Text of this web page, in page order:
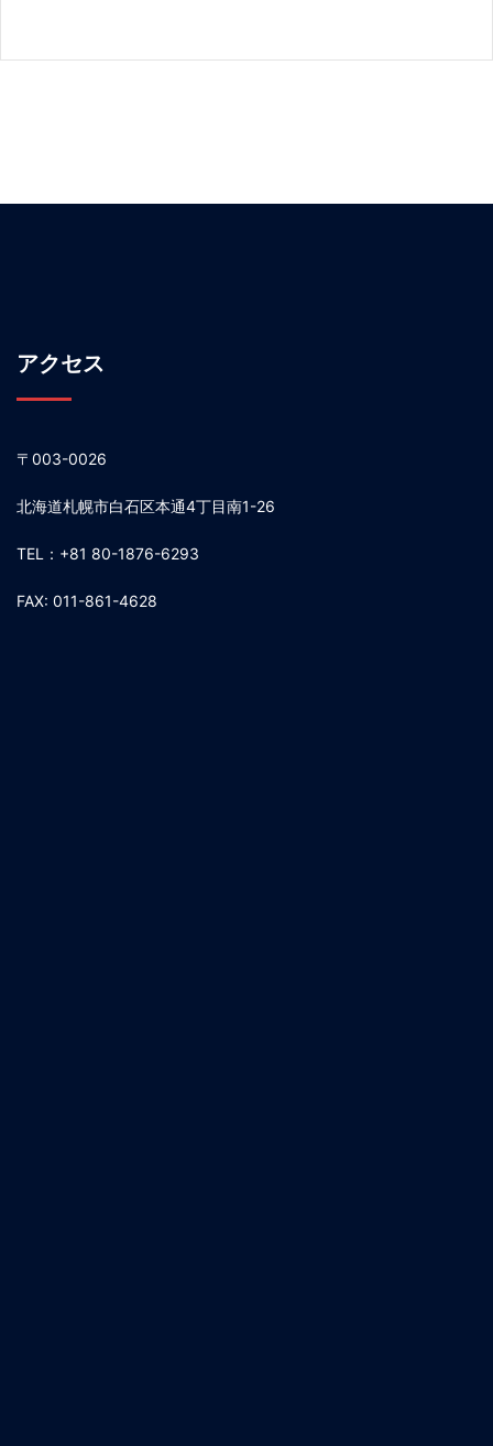
アクセス
〒003-0026
北海道札幌市白石区本通4丁目南1-26
TEL：+81 80-1876-6293
FAX: 011-861-4628